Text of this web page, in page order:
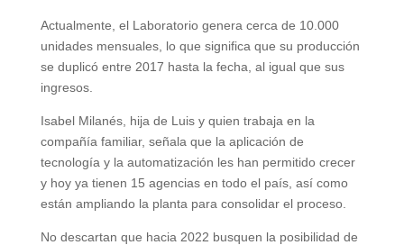
Actualmente, el Laboratorio genera cerca de 10.000
unidades mensuales, lo que significa que su producción
se duplicó entre 2017 hasta la fecha, al igual que sus
ingresos.
Isabel Milanés, hija de Luis y quien trabaja en la
compañía familiar, señala que la aplicación de
tecnología y la automatización les han permitido crecer
y hoy ya tienen 15 agencias en todo el país, así como
están ampliando la planta para consolidar el proceso.
No descartan que hacia 2022 busquen la posibilidad de